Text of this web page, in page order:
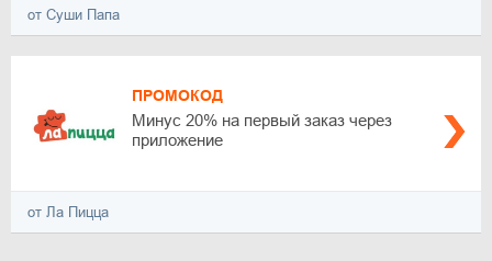
от Суши Папа
ПРОМОКОД
Минус 20% на первый заказ через
приложение
от Ла Пицца